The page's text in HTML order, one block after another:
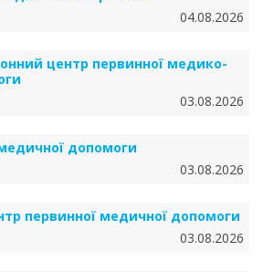
04.08.2026
центр первинної медико-
03.08.2026
допомоги
03.08.2026
первинної медичної допомоги
03.08.2026